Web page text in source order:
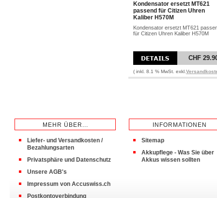
Kondensator ersetzt MT621
passend für Citizen Uhren
Kaliber H570M
Kondensator ersetzt MT621
für Citizen Uhren Kaliber H570M
CHF
( inkl. 8.1 % MwSt. exkl.
MEHR ÜBER...
Liefer- und Versandkosten /
Bezahlungsarten
Privatsphäre und Datenschutz
Unsere AGB's
Impressum von Accuswiss.ch
Postkontoverbindung
INFORMATIONEN
Sitemap
Akkupflege - Was Sie über
Akkus wissen sollten